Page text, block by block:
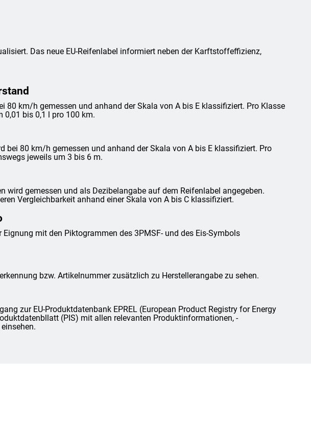
Das neue EU-Reifenlabel informiert neben der Karftstoffeffizienz,
80 km/h gemessen und anhand der Skala von A bis E klassifiziert. Pro Klasse
bis 0,1 l pro 100 km.
bei 80 km/h gemessen und anhand der Skala von A bis E klassifiziert. Pro
jeweils um 3 bis 6 m.
wird gemessen und als Dezibelangabe auf dem Reifenlabel angegeben.
Vergleichbarkeit anhand einer Skala von A bis C klassifiziert.
Eignung mit den Piktogrammen des 3PMSF- und des Eis-Symbols
bzw. Artikelnummer zusätzlich zu Herstellerangabe zu sehen.
zur EU-Produktdatenbank EPREL (European Product Registry for Energy
(PIS) mit allen relevanten Produktinformationen, -